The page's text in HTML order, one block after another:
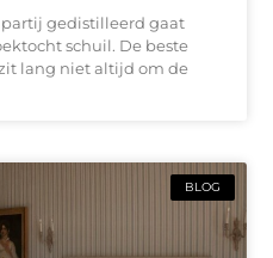
partij gedistilleerd gaat
schuil. De beste
lang niet altijd om de
BLOG